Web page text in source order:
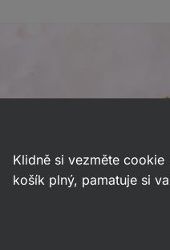
Klidně si vezměte
košík plný, pamatuje si